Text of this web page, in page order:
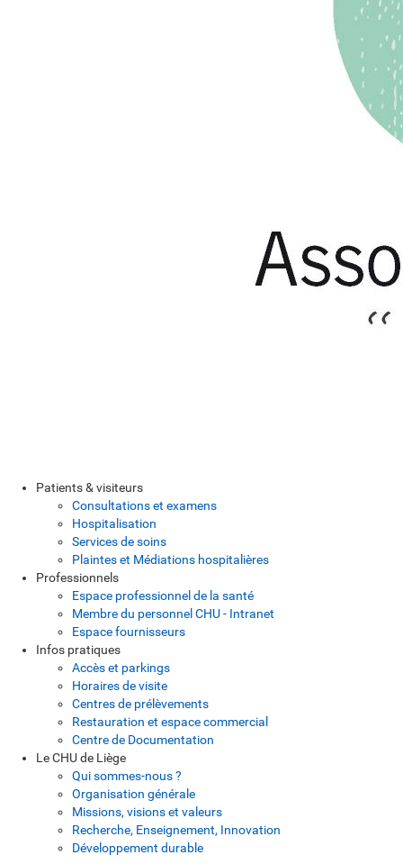
Patients & visiteurs
Consultations et examens
Hospitalisation
Services de soins
Plaintes et Médiations hospitalières
Professionnels
Espace professionnel de la santé
Membre du personnel CHU - Intranet
Espace fournisseurs
Infos pratiques
Accès et parkings
Horaires de visite
Centres de prélèvements
Restauration et espace commercial
Centre de Documentation
Le CHU de Liège
Qui sommes-nous ?
Organisation générale
Missions, visions et valeurs
Recherche, Enseignement, Innovation
Développement durable